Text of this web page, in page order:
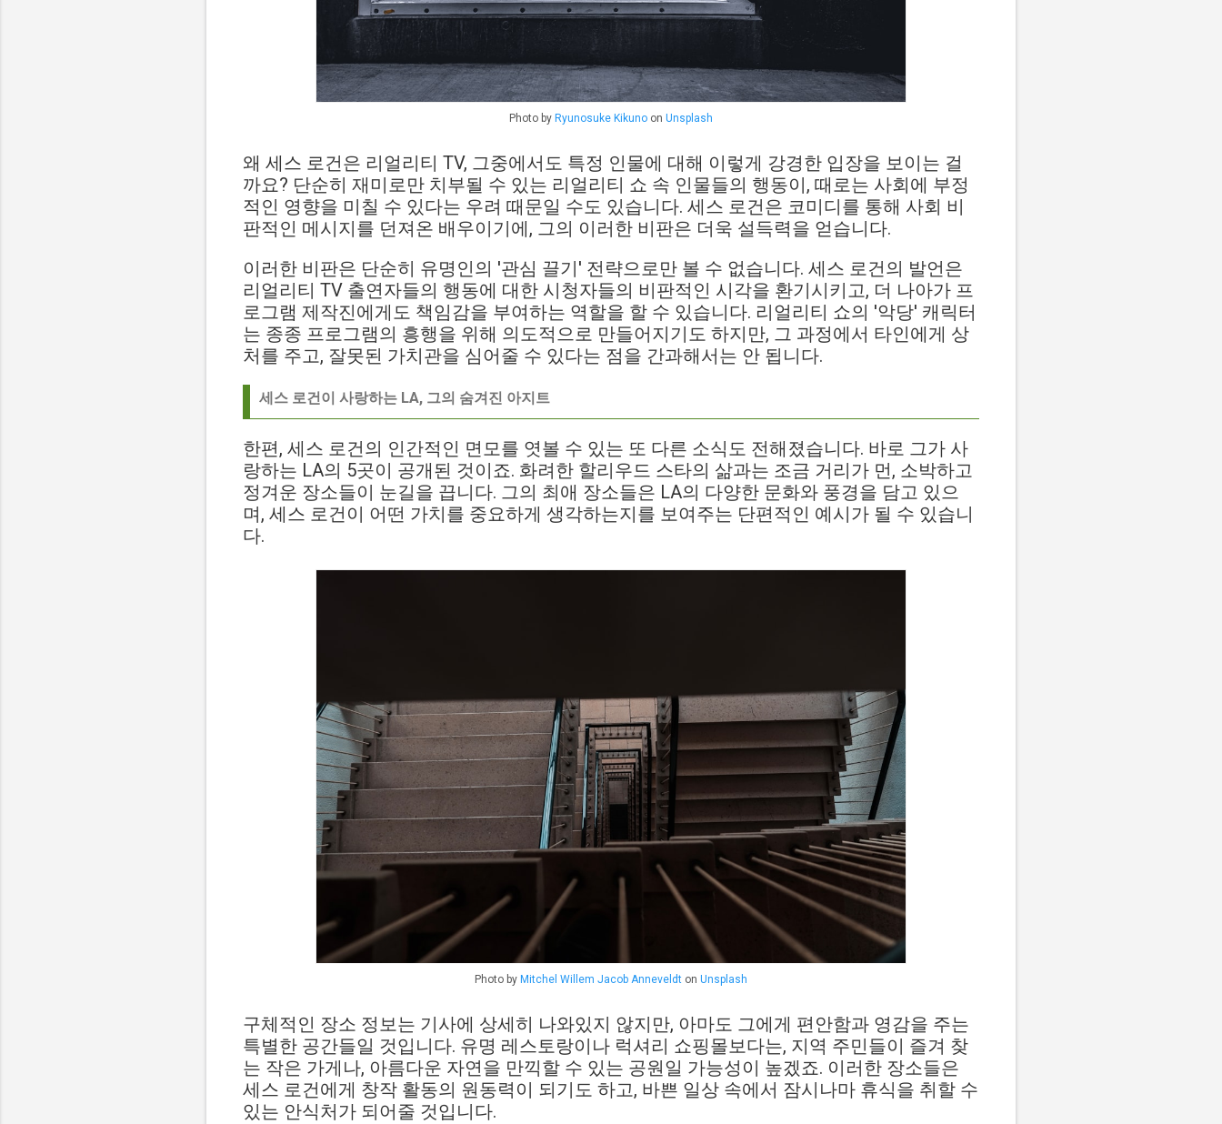
Photo by Ryunosuke Kikuno on Unsplash
왜 세스 로건은 리얼리티 TV, 그중에서도 특정 인물에 대해 이렇게 강경한 입장을 보이는 걸
까요? 단순히 재미로만 치부될 수 있는 리얼리티 쇼 속 인물들의 행동이, 때로는 사회에 부정
적인 영향을 미칠 수 있다는 우려 때문일 수도 있습니다. 세스 로건은 코미디를 통해 사회 비
판적인 메시지를 던져온 배우이기에, 그의 이러한 비판은 더욱 설득력을 얻습니다.
이러한 비판은 단순히 유명인의 '관심 끌기' 전략으로만 볼 수 없습니다. 세스 로건의 발언은
리얼리티 TV 출연자들의 행동에 대한 시청자들의 비판적인 시각을 환기시키고, 더 나아가 프
로그램 제작진에게도 책임감을 부여하는 역할을 할 수 있습니다. 리얼리티 쇼의 '악당' 캐릭터
는 종종 프로그램의 흥행을 위해 의도적으로 만들어지기도 하지만, 그 과정에서 타인에게 상
처를 주고, 잘못된 가치관을 심어줄 수 있다는 점을 간과해서는 안 됩니다.
세스 로건이 사랑하는 LA, 그의 숨겨진 아지트
한편, 세스 로건의 인간적인 면모를 엿볼 수 있는 또 다른 소식도 전해졌습니다. 바로 그가 사
랑하는 LA의 5곳이 공개된 것이죠. 화려한 할리우드 스타의 삶과는 조금 거리가 먼, 소박하고
정겨운 장소들이 눈길을 끕니다. 그의 최애 장소들은 LA의 다양한 문화와 풍경을 담고 있으
며, 세스 로건이 어떤 가치를 중요하게 생각하는지를 보여주는 단편적인 예시가 될 수 있습니
다.
Photo by Mitchel Willem Jacob Anneveldt on Unsplash
구체적인 장소 정보는 기사에 상세히 나와있지 않지만, 아마도 그에게 편안함과 영감을 주는
특별한 공간들일 것입니다. 유명 레스토랑이나 럭셔리 쇼핑몰보다는, 지역 주민들이 즐겨 찾
는 작은 가게나, 아름다운 자연을 만끽할 수 있는 공원일 가능성이 높겠죠. 이러한 장소들은
세스 로건에게 창작 활동의 원동력이 되기도 하고, 바쁜 일상 속에서 잠시나마 휴식을 취할 수
있는 안식처가 되어줄 것입니다.